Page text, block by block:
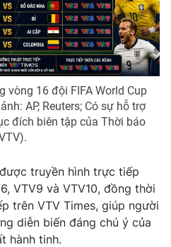
vòng 16 đội FIFA World Cup
AP, Reuters; Có sự hỗ trợ
đích biên tập của Thời báo
truyền hình trực tiếp
VTV9 và VTV10, đồng thời
trên VTV Times, giúp người
diễn biến đáng chú ý của
hành tinh.